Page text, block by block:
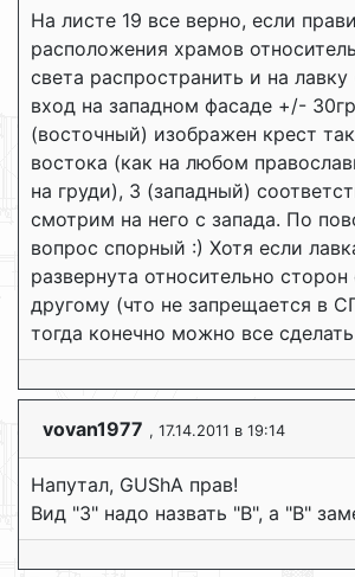
На листе 19 все верно, если
расположения храмов
света распространить и на
вход на западном фасаде +/-
(восточный) изображен крест
востока (как на любом
на груди), З (западный)
смотрим на него с запада. По
вопрос спорный :) Хотя если
развернута относительно сторон
другому (что не запрещается в
тогда конечно можно все
vovan1977 , 17.14.2011 в 19:14
Напутал, GUShA прав!
Вид "З" надо назвать "В", а "В"